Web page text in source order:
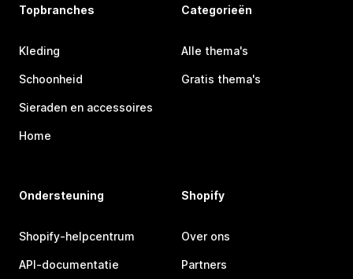
Topbranches
Kleding
Schoonheid
Sieraden en accessoires
Home
Categorieën
Alle thema's
Gratis thema's
Ondersteuning
Shopify-helpcentrum
API-documentatie
Shopify
Over ons
Partners